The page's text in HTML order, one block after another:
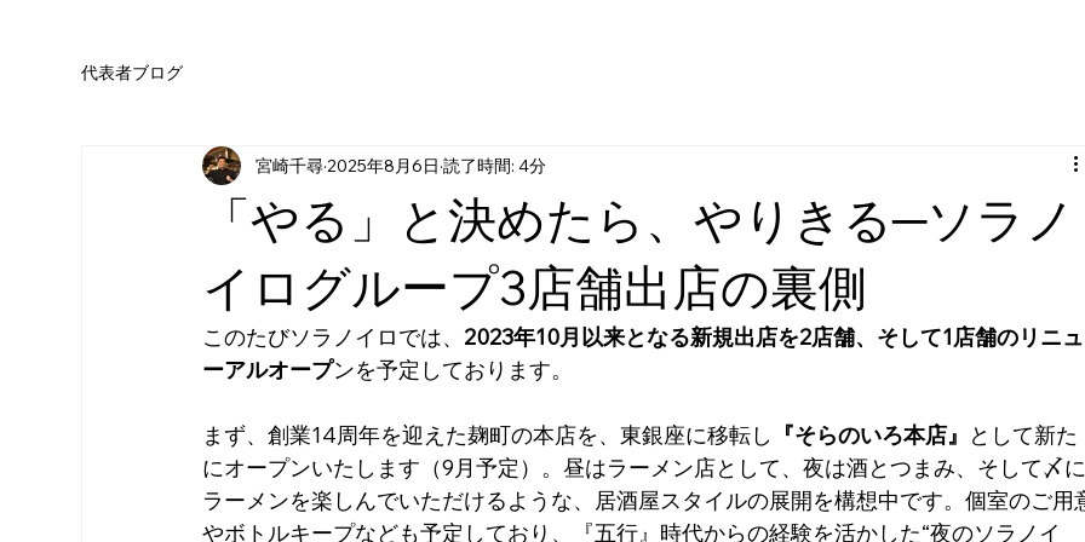
代表者ブログ
「やる」と決めたら、やりきる─ソラノ
イログループ3店舗出店の裏側
宮崎千尋 2025年8月6日 読了時間: 4分
このたびソラノイロでは、 2023年10月以来となる新規出店を2店舗、そして1店舗のリニュ
ーアルオープンを予定しております。
まず、創業14周年を迎えた麹町の本店を、東銀座に移転し 『そらのいろ本店』 として新た
にオープンいたします（9月予定）。昼はラーメン店として、夜は酒とつまみ、そして〆
ラーメンを楽しんでいただけるような、居酒屋スタイルの展開を構想中です。個室のご用
やボトルキープなども予定しており、『五行』時代からの経験を活かした“夜のソラノイ